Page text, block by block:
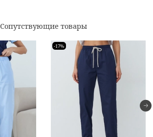
Сопутствующие товары
-17%